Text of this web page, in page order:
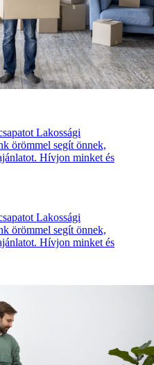
Lakossági
örömmel segít önnek,
Hívjon minket és
Lakossági
örömmel segít önnek,
Hívjon minket és